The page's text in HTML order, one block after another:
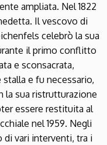
ampliata. Nel 1822
Il vescovo di
celebrò la sua
il primo conflitto
e sconsacrata,
e fu necessario,
la sua ristrutturazione
essere restituita al
nel 1959. Negli
vari interventi, tra i